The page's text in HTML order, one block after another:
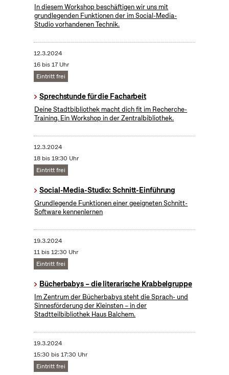
In diesem Workshop beschäftigen wir uns mit
grundlegenden Funktionen der im Social-Media-
Studio vorhandenen Technik.
12.3.2024
16 bis 17 Uhr
Eintritt frei
Sprechstunde für die Facharbeit
Deine Stadtbibliothek macht dich fit im Recherche-
Training. Ein Workshop in der Zentralbibliothek.
12.3.2024
18 bis 19:30 Uhr
Eintritt frei
Social-Media-Studio: Schnitt-Einführung
Grundlegende Funktionen einer geeigneten Schnitt-
Software kennenlernen
19.3.2024
11 bis 12:30 Uhr
Eintritt frei
Bücherbabys – die literarische Krabbelgruppe
Im Zentrum der Bücherbabys steht die Sprach- und
Sinnesförderung der Kleinsten – in der
Stadtteilbibliothek Haus Balchem.
19.3.2024
15:30 bis 17:30 Uhr
Eintritt frei